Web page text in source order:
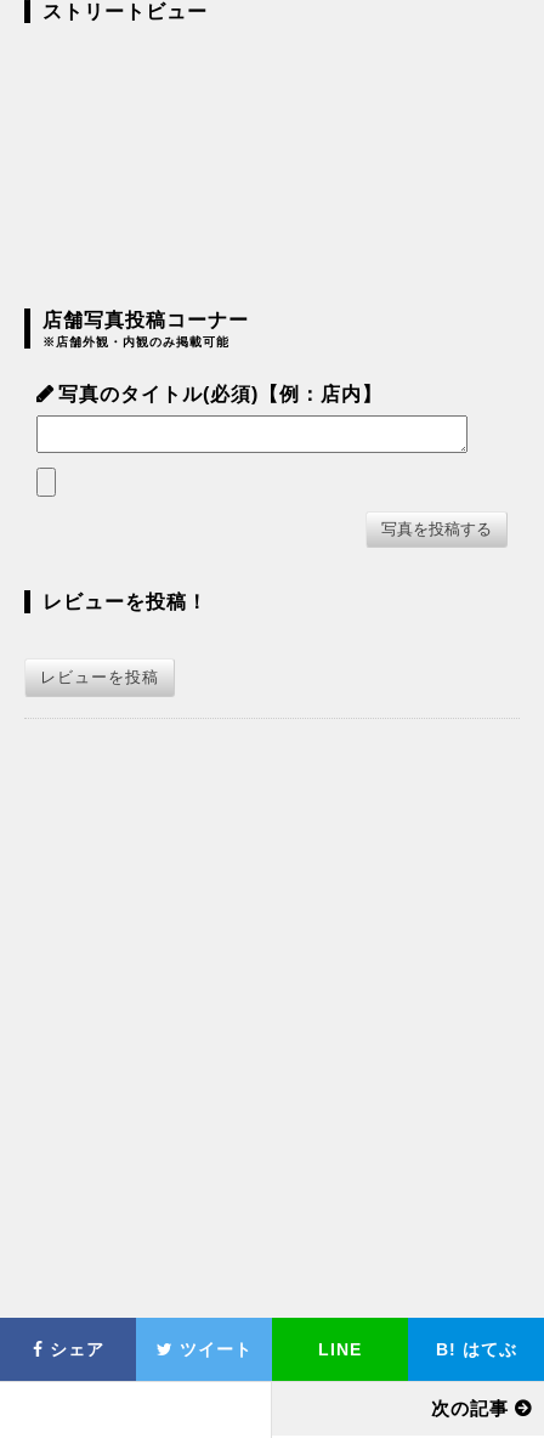
ストリートビュー
店舗写真投稿コーナー
※店舗外観・内観のみ掲載可能
写真のタイトル(必須)【例：店内】
レビューを投稿！
レビューを投稿
シェア ツイート LINE B! はてぶ
次の記事